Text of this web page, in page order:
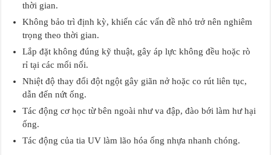
thời gian.
Không bảo trì định kỳ, khiến các vấn đề nhỏ trở nên nghiêm
trọng theo thời gian.
Lắp đặt không đúng kỹ thuật, gây áp lực không đều hoặc rò
rỉ tại các mối nối.
Nhiệt độ thay đổi đột ngột gây giãn nở hoặc co rút liên tục,
dẫn đến nứt ống.
Tác động cơ học từ bên ngoài như va đập, đào bới làm hư hại
ống.
Tác động của tia UV làm lão hóa ống nhựa nhanh chóng.